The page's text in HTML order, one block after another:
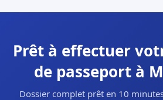
Prêt à effectuer
de passeport à
Dossier complet prêt en 10